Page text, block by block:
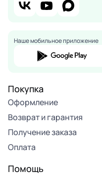
Наше мобильное приложение
Покупка
Оформление
Возврат и гарантия
Получение заказа
Оплата
Помощь